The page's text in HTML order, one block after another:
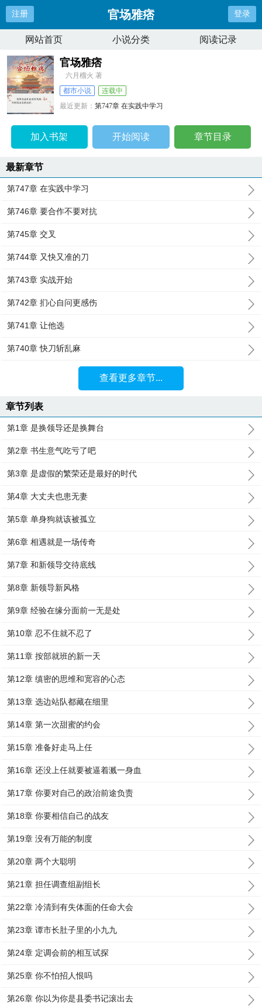
注册 官场雅痞 登录
网站首页 小说分类 阅读记录
官场雅痞
六月榴火 著
都市小说
连载中
最近更新：第747章 在实践中学习
加入书架 开始阅读 章节目录
最新章节
第747章 在实践中学习
第746章 要合作不要对抗
第745章 交叉
第744章 又快又准的刀
第743章 实战开始
第742章 扪心自问更感伤
第741章 让他选
第740章 快刀斩乱麻
查看更多章节...
章节列表
第1章 是换领导还是换舞台
第2章 书生意气吃亏了吧
第3章 是虚假的繁荣还是最好的时代
第4章 大丈夫也患无妻
第5章 单身狗就该被孤立
第6章 相遇就是一场传奇
第7章 和新领导交待底线
第8章 新领导新风格
第9章 经验在缘分面前一无是处
第10章 忍不住就不忍了
第11章 按部就班的新一天
第12章 缜密的思维和宽容的心态
第13章 选边站队都藏在细里
第14章 第一次甜蜜的约会
第15章 准备好走马上任
第16章 还没上任就要被逼着溅一身血
第17章 你要对自己的政治前途负责
第18章 你要相信自己的战友
第19章 没有万能的制度
第20章 两个大聪明
第21章 担任调查组副组长
第22章 冷清到有失体面的任命大会
第23章 谭市长肚子里的小九九
第24章 定调会前的相互试探
第25章 你不怕招人恨吗
第26章 你以为你是县委书记滚出去